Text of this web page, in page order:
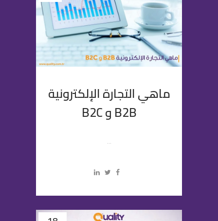
ماهي التجارة الإلكترونية
B2B و B2C
...